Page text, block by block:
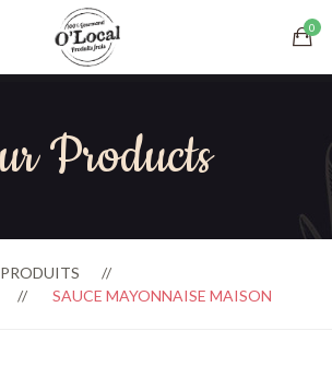
Products
PRODUITS
SAUCE MAYONNAISE MAISON